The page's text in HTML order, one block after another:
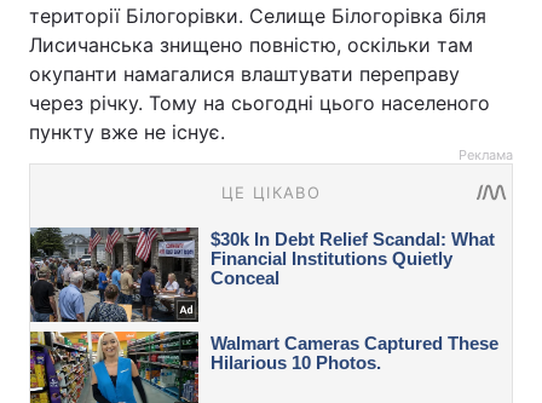
території Білогорівки. Селище Білогорівка біля
Лисичанська знищено повністю, оскільки там
окупанти намагалися влаштувати переправу
через річку. Тому на сьогодні цього населеного
пункту вже не існує.
Реклама